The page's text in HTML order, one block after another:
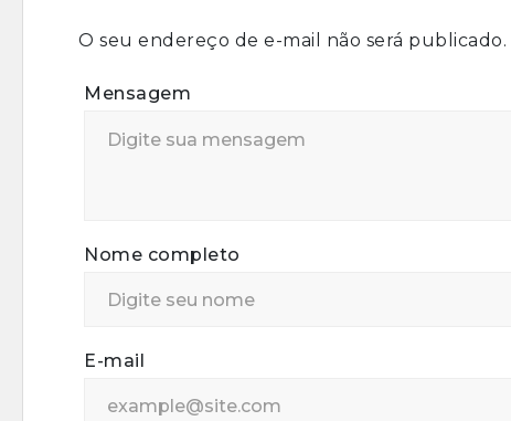
O seu endereço de e-mail não será publicado.
Mensagem
Nome completo
E-mail